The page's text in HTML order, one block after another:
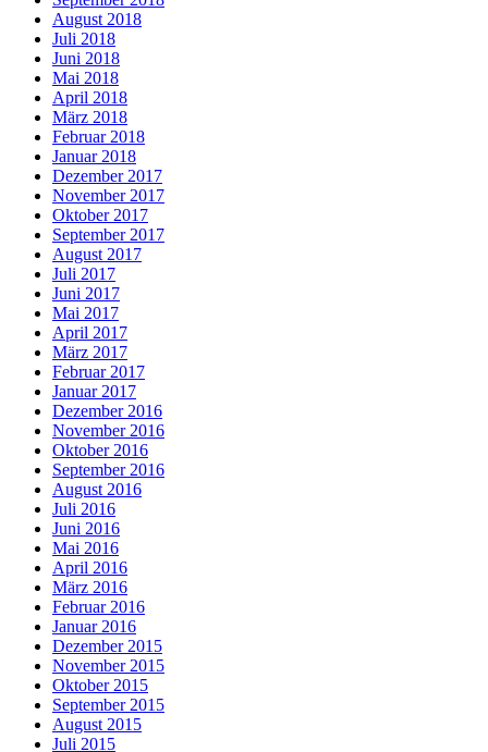
August 2018
Juli 2018
Juni 2018
Mai 2018
April 2018
März 2018
Februar 2018
Januar 2018
Dezember 2017
November 2017
Oktober 2017
September 2017
August 2017
Juli 2017
Juni 2017
Mai 2017
April 2017
März 2017
Februar 2017
Januar 2017
Dezember 2016
November 2016
Oktober 2016
September 2016
August 2016
Juli 2016
Juni 2016
Mai 2016
April 2016
März 2016
Februar 2016
Januar 2016
Dezember 2015
November 2015
Oktober 2015
September 2015
August 2015
Juli 2015